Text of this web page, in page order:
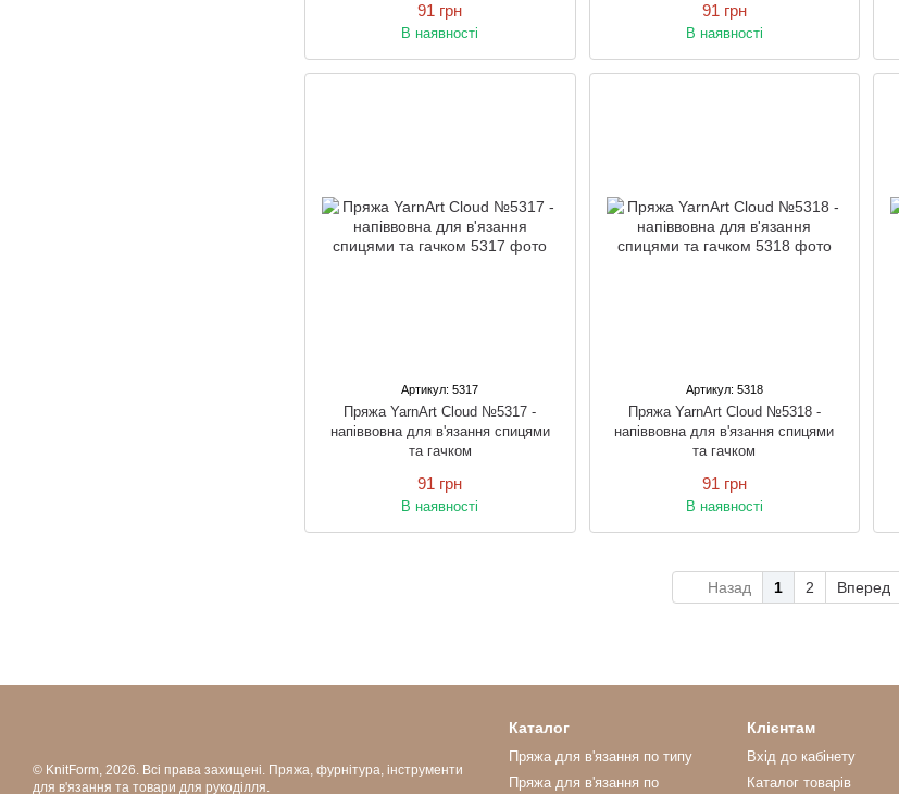
91 грн
В наявності
91 грн
В наявності
Артикул: 5317
Пряжа YarnArt Cloud №5317 -
напіввовна для в'язання спицями
та гачком
91 грн
В наявності
Артикул: 5318
Пряжа YarnArt Cloud №5318 -
напіввовна для в'язання спицями
та гачком
91 грн
В наявності
Назад 1 2 Вперед
© KnitForm, 2026. Всі права захищені. Пряжа, фурнітура, інструменти
для в'язання та товари для рукоділля.
Каталог
Пряжа для в'язання по типу
Пряжа для в'язання по
Клієнтам
Вхід до кабінету
Каталог товарів